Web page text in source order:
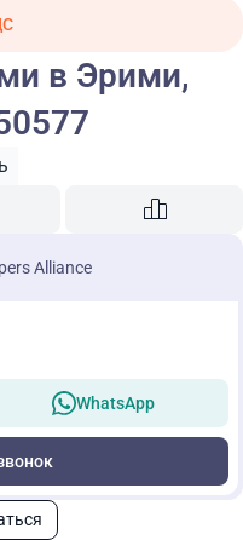
в Эрими,
Alliance
WhatsApp